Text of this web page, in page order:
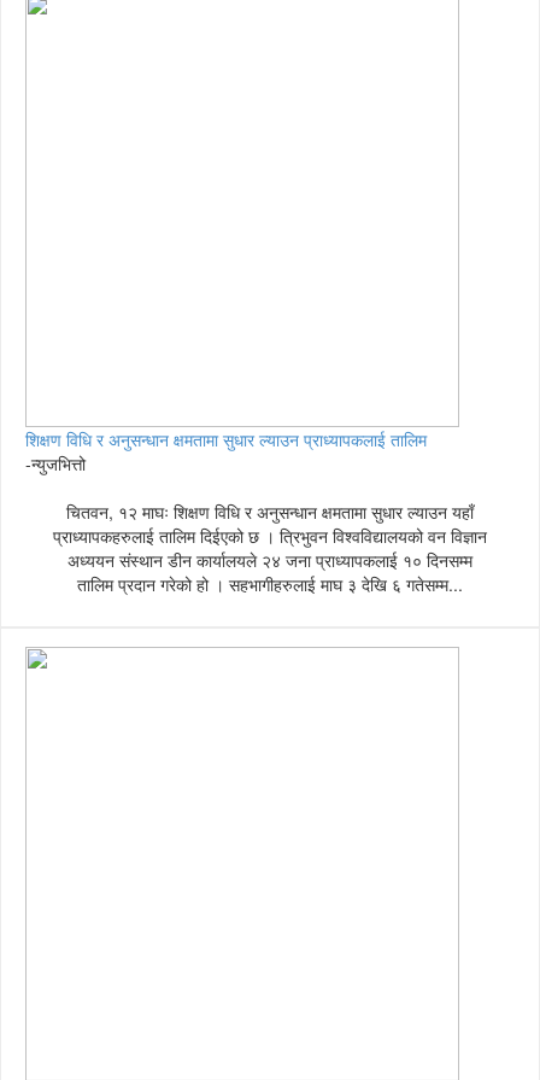
शिक्षण विधि र अनुसन्धान क्षमतामा सुधार ल्याउन प्राध्यापकलाई तालिम
-न्युजभित्तो
चितवन, १२ माघः शिक्षण विधि र अनुसन्धान क्षमतामा सुधार ल्याउन यहाँ
प्राध्यापकहरुलाई तालिम दिईएको छ । त्रिभुवन विश्वविद्यालयको वन विज्ञान
अध्ययन संस्थान डीन कार्यालयले २४ जना प्राध्यापकलाई १० दिनसम्म
तालिम प्रदान गरेको हो । सहभागीहरुलाई माघ ३ देखि ६ गतेसम्म...